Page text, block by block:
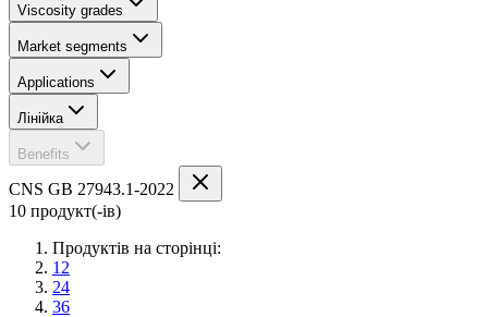
Viscosity grades
Market segments
Applications
Лінійка
Benefits
CNS GB 27943.1-2022
10 продукт(-ів)
Продуктів на сторінці:
12
24
36